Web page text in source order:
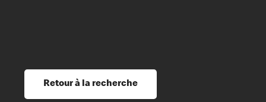
et perfectionnement
du savoirRetour à la recherche